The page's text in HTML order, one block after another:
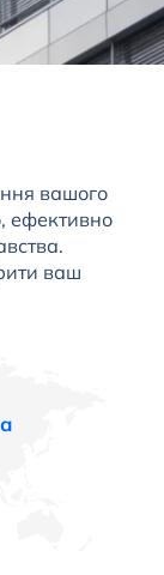
вашого
ефективно
ваш